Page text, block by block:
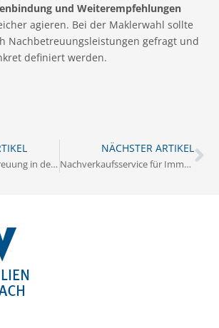
und Weiterempfehlungen
agieren. Bei der Maklerwahl sollte
Nachbetreuungsleistungen gefragt und
definiert werden.
Nachverkaufsbetreuung in der Immobilienvermittlung richtig umsetzen
NÄCHSTER ARTIKEL
Nachverkaufsservice für Immobilienkäufer professionell durchführen